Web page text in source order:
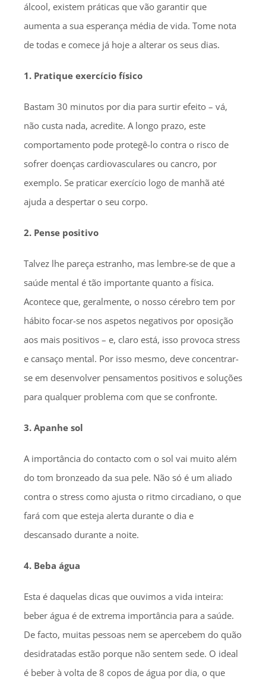
álcool, existem práticas que vão garantir que
aumenta a sua esperança média de vida. Tome nota
de todas e comece já hoje a alterar os seus dias.
1. Pratique exercício físico
Bastam 30 minutos por dia para surtir efeito – vá,
não custa nada, acredite. A longo prazo, este
comportamento pode protegê-lo contra o risco de
sofrer doenças cardiovasculares ou cancro, por
exemplo. Se praticar exercício logo de manhã até
ajuda a despertar o seu corpo.
2. Pense positivo
Talvez lhe pareça estranho, mas lembre-se de que a
saúde mental é tão importante quanto a física.
Acontece que, geralmente, o nosso cérebro tem por
hábito focar-se nos aspetos negativos por oposição
aos mais positivos – e, claro está, isso provoca stress
e cansaço mental. Por isso mesmo, deve concentrar-
se em desenvolver pensamentos positivos e soluções
para qualquer problema com que se confronte.
3. Apanhe sol
A importância do contacto com o sol vai muito além
do tom bronzeado da sua pele. Não só é um aliado
contra o stress como ajusta o ritmo circadiano, o que
fará com que esteja alerta durante o dia e
descansado durante a noite.
4. Beba água
Esta é daquelas dicas que ouvimos a vida inteira:
beber água é de extrema importância para a saúde.
De facto, muitas pessoas nem se apercebem do quão
desidratadas estão porque não sentem sede. O ideal
é beber à volta de 8 copos de água por dia, o que